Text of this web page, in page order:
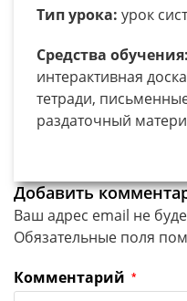
Тип урока: урок
Средства обучения:
интерактивная
тетради,
раздаточный
Добавить
Ваш адрес email не
Обязательные поля
Комментарий *